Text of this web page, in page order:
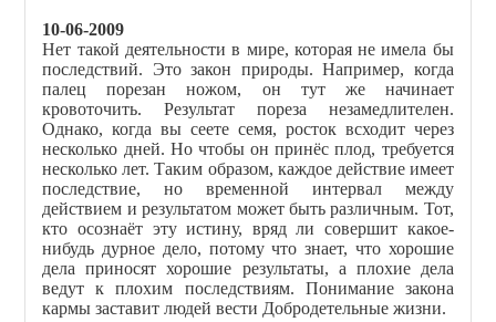
10-06-2009
Нет такой деятельности в мире, которая не имела бы
последствий. Это закон природы. Например, когда
палец порезан ножом, он тут же начинает
кровоточить. Результат пореза незамедлителен.
Однако, когда вы сеете семя, росток всходит через
несколько дней. Но чтобы он принёс плод, требуется
несколько лет. Таким образом, каждое действие имеет
последствие, но временной интервал между
действием и результатом может быть различным. Тот,
кто осознаёт эту истину, вряд ли совершит какое-
нибудь дурное дело, потому что знает, что хорошие
дела приносят хорошие результаты, а плохие дела
ведут к плохим последствиям. Понимание закона
кармы заставит людей вести Добродетельные жизни.